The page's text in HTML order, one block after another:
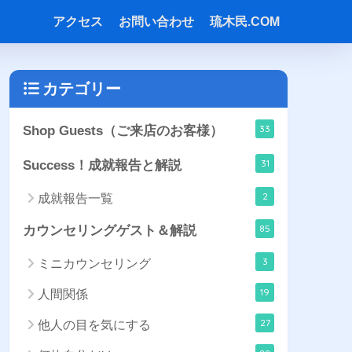
アクセス お問い合わせ 琉木民.COM
カテゴリー
Shop Guests（ご来店のお客様） 33
Success！成就報告と解説 31
成就報告一覧 2
カウンセリングゲスト＆解説 85
ミニカウンセリング 3
人間関係 19
他人の目を気にする 27